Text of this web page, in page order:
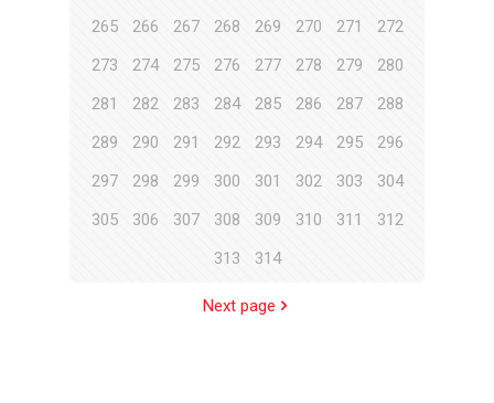
265
266 267 268 269 270 271
272
273
274 275 276 277 278 279
280
281
282 283 284 285 286 287
288
289
290 291 292 293 294 295
296
297
298 299 300 301 302 303
304
305
306 307 308 309 310 311
312
313
314
Next page